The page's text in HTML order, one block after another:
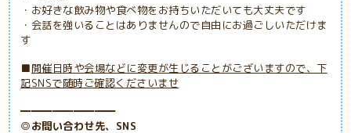
・お好きな飲み物や食べ物をお持ちいただいても大丈夫です
・会話を強いることはありませんので自由にお過ごしいただけま
す
■開催日時や会場などに変更が生じることがございますので、下
記SNSで随時ご確認くださいませ
━━━━━━━━━
◎お問い合わせ先、SNS